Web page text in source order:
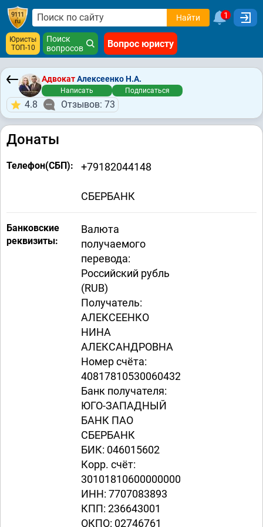
Найти 1
Юристы
ТОП-10
Поиск
вопросов
Вопрос юристу
АдвокатАлексеенко Н.А.
Написать Подписаться
4.8 Отзывов: 73
Донаты
Телефон(СБП): +79182044148
СБЕРБАНК
Банковские
реквизиты:
Валюта
получаемого
перевода:
Российский рубль
(RUB)
Получатель:
АЛЕКСЕЕНКО
НИНА
АЛЕКСАНДРОВНА
Номер счёта:
40817810530060432413
Банк получателя:
ЮГО-ЗАПАДНЫЙ
БАНК ПАО
СБЕРБАНК
БИК: 046015602
Корр. счёт:
30101810600000000602
ИНН: 7707083893
КПП: 236643001
ОКПО: 02746761